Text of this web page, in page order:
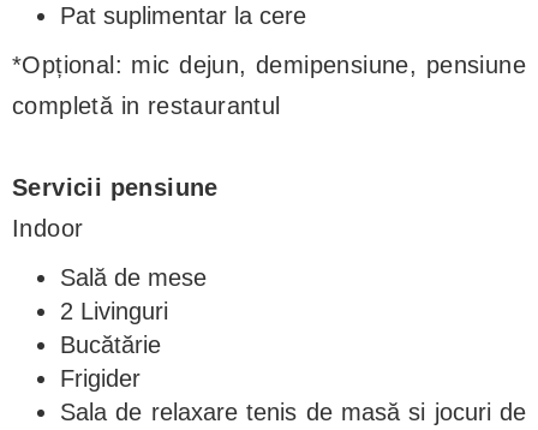
Pat suplimentar la cere
*Opțional: mic dejun, demipensiune, pensiune
completă in restaurantul
Servicii pensiune
Indoor
Sală de mese
2 Livinguri
Bucătărie
Frigider
Sala de relaxare tenis de masă si jocuri de